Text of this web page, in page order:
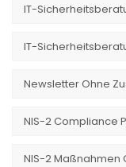
IT-
IT-
Newsletter Ohne
NIS-2 Compliance
NIS-2 Maßnahmen